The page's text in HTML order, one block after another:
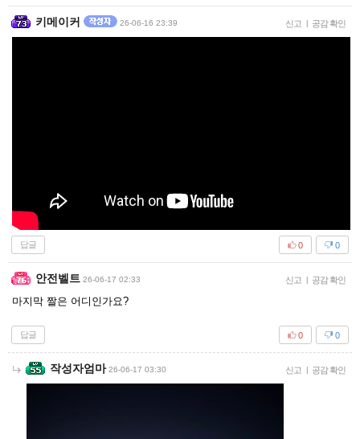
키메이커 26-06-16 23:39 신고 | 공감 확인
답글 0
0
안전벨트 26-06-17 02:33 신고 공감 확인
마지막 짤은 어디인가요?
답글 0
0
작성자엄마 26-06-17 03:30 신고 공감 확인